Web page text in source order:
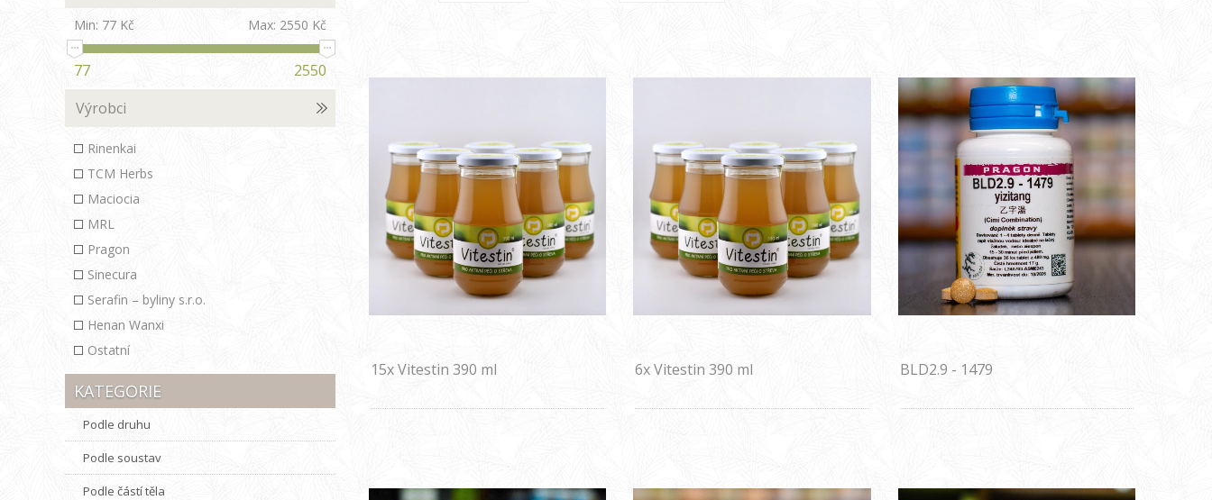
15x Vitestin 390 ml 6x Vitestin 390 ml BLD2.9 - 1479
Min: 77 Kč Max: 2550 Kč
77
2550
Výrobci
Rinenkai
TCM Herbs
Maciocia
MRL
Pragon
Sinecura
Serafin – byliny s.r.o.
Henan Wanxi
Ostatní
KATEGORIE
Podle druhu
Podle soustav
Podle částí těla